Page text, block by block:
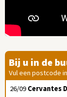
Bij u in de
Vul een postcode
26/09 Cervantes